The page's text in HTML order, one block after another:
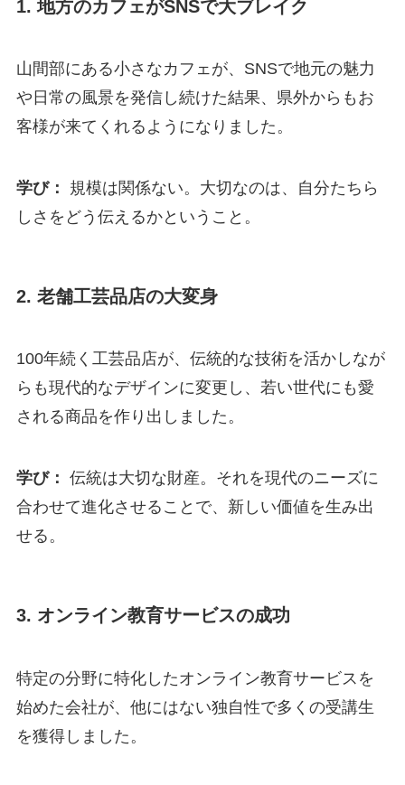
1. 地方のカフェがSNSで大ブレイク
山間部にある小さなカフェが、SNSで地元の魅力
や日常の風景を発信し続けた結果、県外からもお
客様が来てくれるようになりました。
学び：
規模は関係ない。大切なのは、自分たちら
しさをどう伝えるかということ。
2. 老舗工芸品店の大変身
100年続く工芸品店が、伝統的な技術を活かしなが
らも現代的なデザインに変更し、若い世代にも愛
される商品を作り出しました。
学び： 伝統は大切な財産。それを現代のニーズに
合わせて進化させることで、新しい価値を生み出
せる。
3. オンライン教育サービスの成功
特定の分野に特化したオンライン教育サービスを
始めた会社が、他にはない独自性で多くの受講生
を獲得しました。